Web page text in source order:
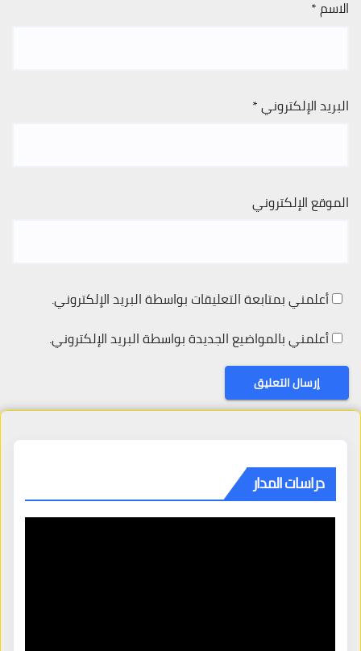
الاسم*
البريد الإلكتروني*
الموقع الإلكتروني
أعلمني بمتابعة التعليقات بواسطة البريد الإلكتروني.
أعلمني بالمواضيع الجديدة بواسطة البريد الإلكتروني.
دراسات المدار